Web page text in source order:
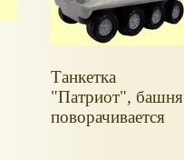
Танкетка
"Патриот", башня
поворачивается